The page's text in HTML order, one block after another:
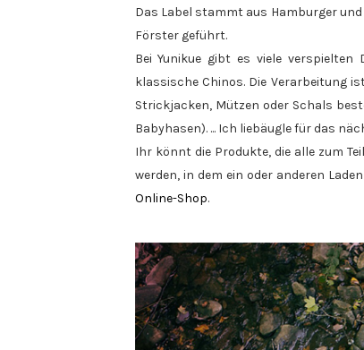
Das Label stammt aus Hamburger
Förster geführt.
Bei Yunikue gibt es viele
klassische Chinos. Die Verarbeitung
Strickjacken, Mützen oder Schals
Babyhasen). ... Ich liebäugle für das
Ihr könnt die Produkte, die alle zum
werden, in dem ein oder anderen
Online-Shop.